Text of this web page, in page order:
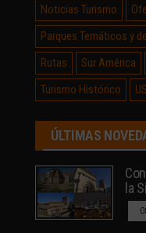
Noticias Turismo
Parques Temáticos y
Rutas
Sur América
Turismo Histórico
ÚLTIMAS
la